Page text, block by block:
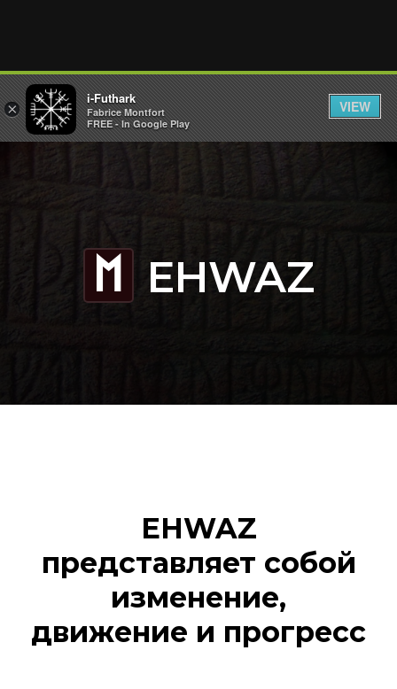
E EHWAZ
EHWAZ
представляет собой
изменение,
движение и прогресс
×
i-Futhark
Fabrice Montfort
FREE - In Google Play
VIEW